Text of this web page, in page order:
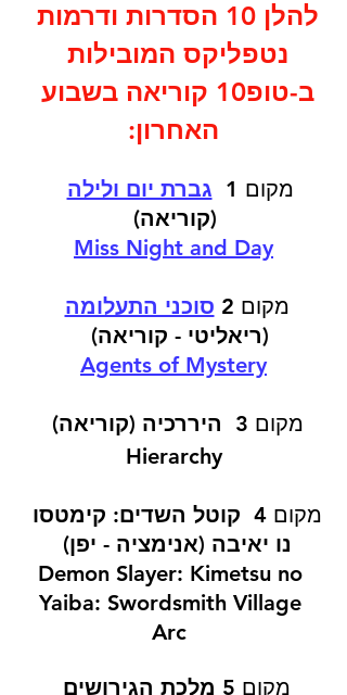
להלן 10 הסדרות ודרמות
נטפליקס המובילות
ב-טופ10 קוריאה בשבוע
האחרון:
מקום 1
גברת יום ולילה
(קוריאה)
Miss Night and Day
מקום 2
סוכני התעלומה
(ריאליטי - קוריאה)
Agents of Mystery
מקום 3
היררכיה (קוריאה)
Hierarchy
מקום 4
קוטל השדים: קימטסו
נו יאיבה (אנימציה - יפן)
Demon Slayer: Kimetsu no
Yaiba: Swordsmith Village
מקום 5 מלכת הגירושים